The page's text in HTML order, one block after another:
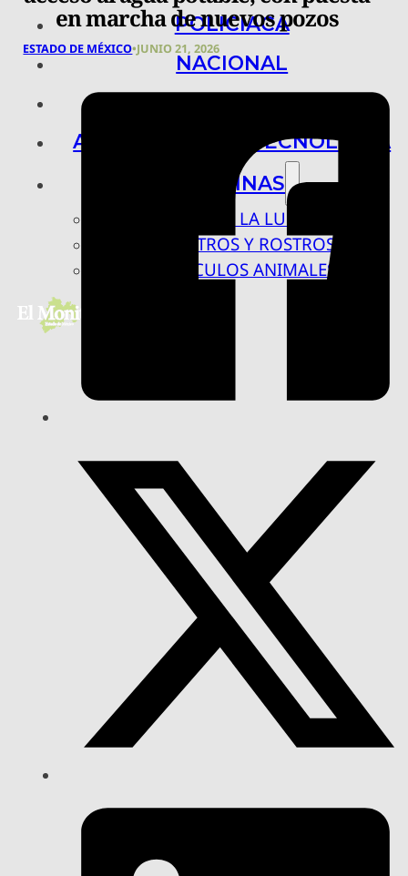
POLICIACA
NACIONAL
ARTE, CIENCIA Y TECNOLOGÍA
COLUMNAS
BAJO LA LUPA
RASTROS Y ROSTROS
VÍNCULOS ANIMALES
en marcha de nuevos pozos
ESTADO DE MÉXICO•JUNIO 21, 2026